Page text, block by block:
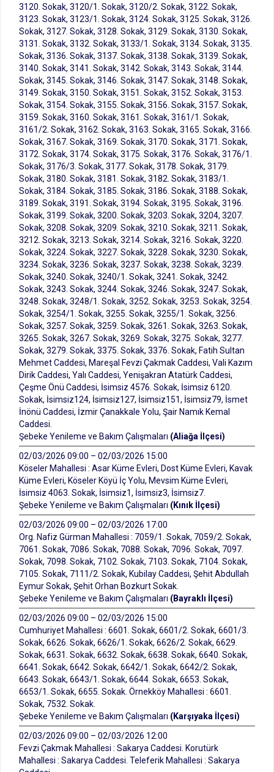
3120. Sokak, 3120/1. Sokak, 3120/2. Sokak, 3122. Sokak,
3123. Sokak, 3123/1. Sokak, 3124. Sokak, 3125. Sokak, 3126.
Sokak, 3127. Sokak, 3128. Sokak, 3129. Sokak, 3130. Sokak,
3131. Sokak, 3132. Sokak, 3133/1. Sokak, 3134. Sokak, 3135.
Sokak, 3136. Sokak, 3137. Sokak, 3138. Sokak, 3139. Sokak,
3140. Sokak, 3141. Sokak, 3142. Sokak, 3143. Sokak, 3144.
Sokak, 3145. Sokak, 3146. Sokak, 3147. Sokak, 3148. Sokak,
3149. Sokak, 3150. Sokak, 3151. Sokak, 3152. Sokak, 3153.
Sokak, 3154. Sokak, 3155. Sokak, 3156. Sokak, 3157. Sokak,
3159. Sokak, 3160. Sokak, 3161. Sokak, 3161/1. Sokak,
3161/2. Sokak, 3162. Sokak, 3163. Sokak, 3165. Sokak, 3166.
Sokak, 3167. Sokak, 3169. Sokak, 3170. Sokak, 3171. Sokak,
3172. Sokak, 3174. Sokak, 3175. Sokak, 3176. Sokak, 3176/1.
Sokak, 3176/3. Sokak, 3177. Sokak, 3178. Sokak, 3179.
Sokak, 3180. Sokak, 3181. Sokak, 3182. Sokak, 3183/1.
Sokak, 3184. Sokak, 3185. Sokak, 3186. Sokak, 3188. Sokak,
3189. Sokak, 3191. Sokak, 3194. Sokak, 3195. Sokak, 3196.
Sokak, 3199. Sokak, 3200. Sokak, 3203. Sokak, 3204, 3207.
Sokak, 3208. Sokak, 3209. Sokak, 3210. Sokak, 3211. Sokak,
3212. Sokak, 3213. Sokak, 3214. Sokak, 3216. Sokak, 3220.
Sokak, 3224. Sokak, 3227. Sokak, 3228. Sokak, 3230. Sokak,
3234. Sokak, 3236. Sokak, 3237. Sokak, 3238. Sokak, 3239.
Sokak, 3240. Sokak, 3240/1. Sokak, 3241. Sokak, 3242.
Sokak, 3243. Sokak, 3244. Sokak, 3246. Sokak, 3247. Sokak,
3248. Sokak, 3248/1. Sokak, 3252. Sokak, 3253. Sokak, 3254.
Sokak, 3254/1. Sokak, 3255. Sokak, 3255/1. Sokak, 3256.
Sokak, 3257. Sokak, 3259. Sokak, 3261. Sokak, 3263. Sokak,
3265. Sokak, 3267. Sokak, 3269. Sokak, 3275. Sokak, 3277.
Sokak, 3279. Sokak, 3375. Sokak, 3376. Sokak, Fatih Sultan
Mehmet Caddesi, Mareşal Fevzi Çakmak Caddesi, Vali Kazım
Dirik Caddesi, Yalı Caddesi, Yenişakran Atatürk Caddesi,
Çeşme Önü Caddesi, İsimsiz 4576. Sokak, İsimsiz 6120.
Sokak, İsimsiz124, İsimsiz127, İsimsiz151, İsimsiz79, İsmet
İnönü Caddesi, İzmir Çanakkale Yolu, Şair Namık Kemal
Caddesi.
Şebeke Yenileme ve Bakım Çalışmaları (Aliağa İlçesi)
02/03/2026 09:00 – 02/03/2026 15:00
Köseler Mahallesi : Asar Küme Evleri, Dost Küme Evleri, Kavak
Küme Evleri, Köseler Köyü İç Yolu, Mevsim Küme Evleri,
İsimsiz 4063. Sokak, İsimsiz1, İsimsiz3, İsimsiz7.
Şebeke Yenileme ve Bakım Çalışmaları (Kınık İlçesi)
02/03/2026 09:00 – 02/03/2026 17:00
Org. Nafiz Gürman Mahallesi : 7059/1. Sokak, 7059/2. Sokak,
7061. Sokak, 7086. Sokak, 7088. Sokak, 7096. Sokak, 7097.
Sokak, 7098. Sokak, 7102. Sokak, 7103. Sokak, 7104. Sokak,
7105. Sokak, 7111/2. Sokak, Kubilay Caddesi, Şehit Abdullah
Eymur Sokak, Şehit Orhan Bozkurt Sokak.
Şebeke Yenileme ve Bakım Çalışmaları (Bayraklı İlçesi)
02/03/2026 09:00 – 02/03/2026 15:00
Cumhuriyet Mahallesi : 6601. Sokak, 6601/2. Sokak, 6601/3.
Sokak, 6626. Sokak, 6626/1. Sokak, 6626/2. Sokak, 6629.
Sokak, 6631. Sokak, 6632. Sokak, 6638. Sokak, 6640. Sokak,
6641. Sokak, 6642. Sokak, 6642/1. Sokak, 6642/2. Sokak,
6643. Sokak, 6643/1. Sokak, 6644. Sokak, 6653. Sokak,
6653/1. Sokak, 6655. Sokak. Örnekköy Mahallesi : 6601.
Sokak, 7532. Sokak.
Şebeke Yenileme ve Bakım Çalışmaları (Karşıyaka İlçesi)
02/03/2026 09:00 – 02/03/2026 12:00
Fevzi Çakmak Mahallesi : Sakarya Caddesi. Korutürk
Mahallesi : Sakarya Caddesi. Teleferik Mahallesi : Sakarya